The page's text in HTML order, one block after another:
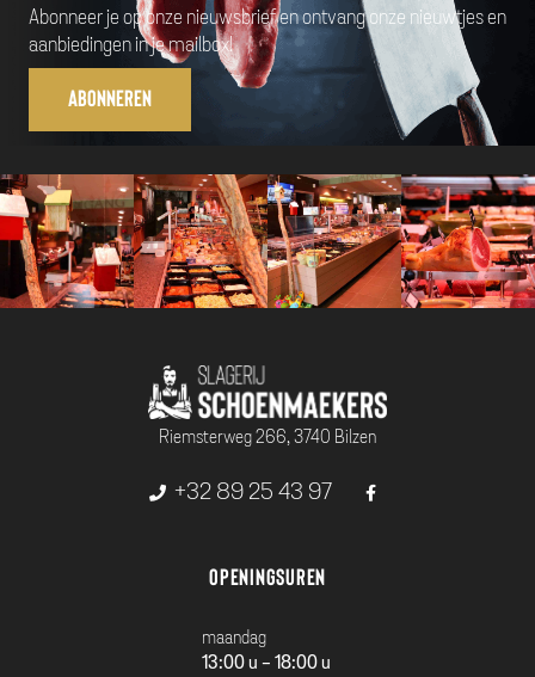
Abonneer je op onze nieuwsbrief en ontvang onze nieuwtjes en
aanbiedingen in je mailbox!
Abonneren
Riemsterweg 266, 3740 Bilzen
+32 89 25 43 97
Openingsuren
maandag
13:00 u - 18:00 u